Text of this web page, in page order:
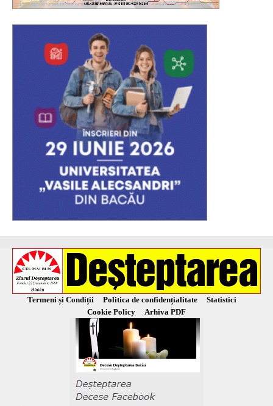
Termeni și Condiții Politica de confidențialitate
Statistici
Cookie Policy
Arhiva PDF